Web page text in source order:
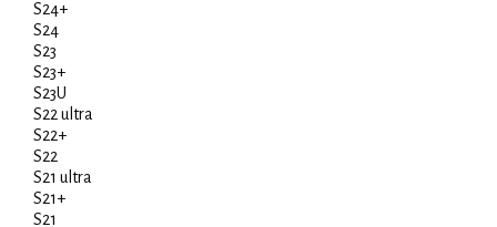
S24+
S24
S23
S23+
S23U
S22 ultra
S22+
S22
S21 ultra
S21+
S21